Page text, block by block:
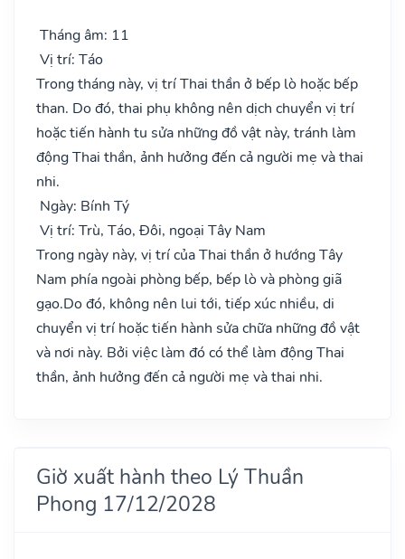
Tháng âm: 11
Vị trí: Táo
Trong tháng này, vị trí Thai thần ở bếp lò hoặc bếp
than. Do đó, thai phụ không nên dịch chuyển vị trí
hoặc tiến hành tu sửa những đồ vật này, tránh làm
động Thai thần, ảnh hưởng đến cả người mẹ và thai
nhi.
Ngày: Bính Tý
Vị trí: Trù, Táo, Đôi, ngoại Tây Nam
Trong ngày này, vị trí của Thai thần ở hướng Tây
Nam phía ngoài phòng bếp, bếp lò và phòng giã
gạo.Do đó, không nên lui tới, tiếp xúc nhiều, di
chuyển vị trí hoặc tiến hành sửa chữa những đồ vật
và nơi này. Bởi việc làm đó có thể làm động Thai
thần, ảnh hưởng đến cả người mẹ và thai nhi.
Giờ xuất hành theo Lý Thuần
Phong 17/12/2028